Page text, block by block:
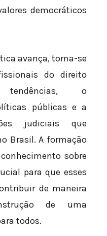
democráticos
avança, torna-se
do direito
o
públicas e a
judiciais que
Brasil. A formação
sobre
para que esses
de maneira
de uma
todos.